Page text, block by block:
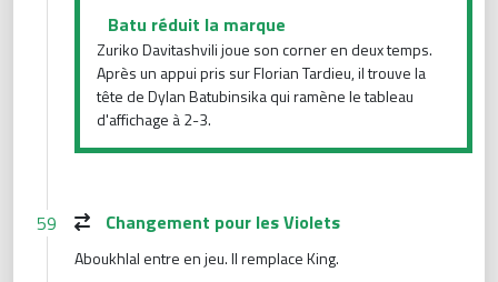
Batu réduit la marque
Zuriko Davitashvili joue son corner en deux temps.
Après un appui pris sur Florian Tardieu, il trouve la
tête de Dylan Batubinsika qui ramène le tableau
d'affichage à 2-3.
59 Changement pour les Violets
Aboukhlal entre en jeu. Il remplace King.